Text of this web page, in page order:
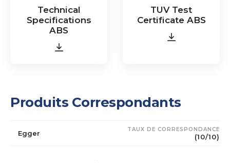
Technical
Specifications
ABS
TUV Test
Certificate ABS
Produits Correspondants
Egger TAUX DE CORRESPONDANCE
(10/10)